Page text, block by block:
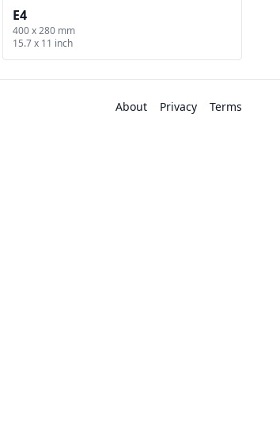
E4
400 x 280 mm
15.7 x 11 inch
About Privacy Terms